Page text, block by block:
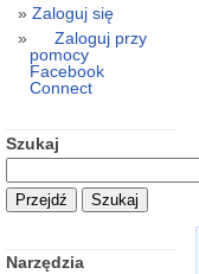
Zaloguj się
Zaloguj przy
pomocy
Facebook
Connect
Szukaj
Narzędzia